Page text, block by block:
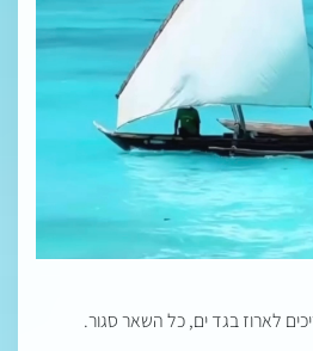
לארוז בגד ים, כל השאר סגור.